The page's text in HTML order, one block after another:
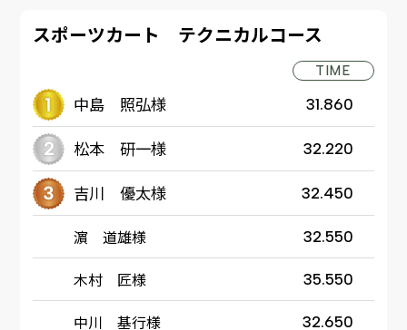
スポーツカート テクニカルコース
TIME
中島 照弘様 31.860
松本 研一様 32.220
吉川 優太様 32.450
濵 道雄様 32.550
木村 匠様 35.550
中川 基行様 32.650